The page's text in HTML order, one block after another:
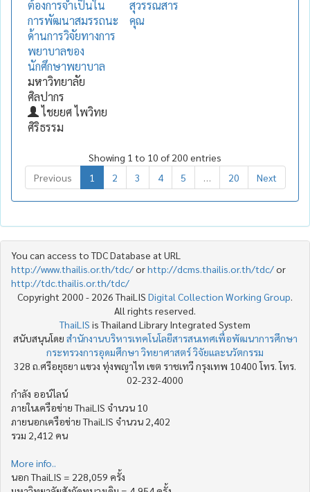
ต้องการจำเป็นใน
การพัฒนาสมรรถนะ
ด้านการวิจัยทางการ
พยาบาลของ
นักศึกษาพยาบาล
มหาวิทยาลัย
ศิลปากร
ไชยยศ ไพวิทย
ศิริธรรม
สุวรรณสาร
คุณ
Showing 1 to 10 of 200 entries
Previous
1 2 3 4 5 20 Next
You can access to TDC Database at URL
http://www.thailis.or.th/tdc/orhttp://dcms.thailis.or.th/tdc/or
http://tdc.thailis.or.th/tdc/
Copyright 2000 - 2026 ThaiLIS Digital Collection Working Group
All rights reserved.
ThaiLIS is Thailand Library Integrated System
สนับสนุนโดย สำนักงานบริหารเทคโนโลยีสารสนเทศเพื่อพัฒนาการศึกษา
กระทรวงการอุดมศึกษา วิทยาศาสตร์ วิจัยและนวัตกรรม
328 ถ.ศรีอยุธยา แขวง ทุ่งพญาไท เขต ราชเทวี กรุงเทพ 10400 โทร. โทร.
02-232-4000
กำลัง ออน์ไลน์
ภายในเครือข่าย ThaiLIS จำนวน 10
ภายนอกเครือข่าย ThaiLIS จำนวน 2,402
รวม 2,412 คน
More info..
นอก ThaiLIS = 228,059 ครั้ง